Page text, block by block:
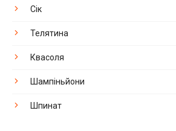
Сік
Телятина
Квасоля
Шампіньйони
Шпинат